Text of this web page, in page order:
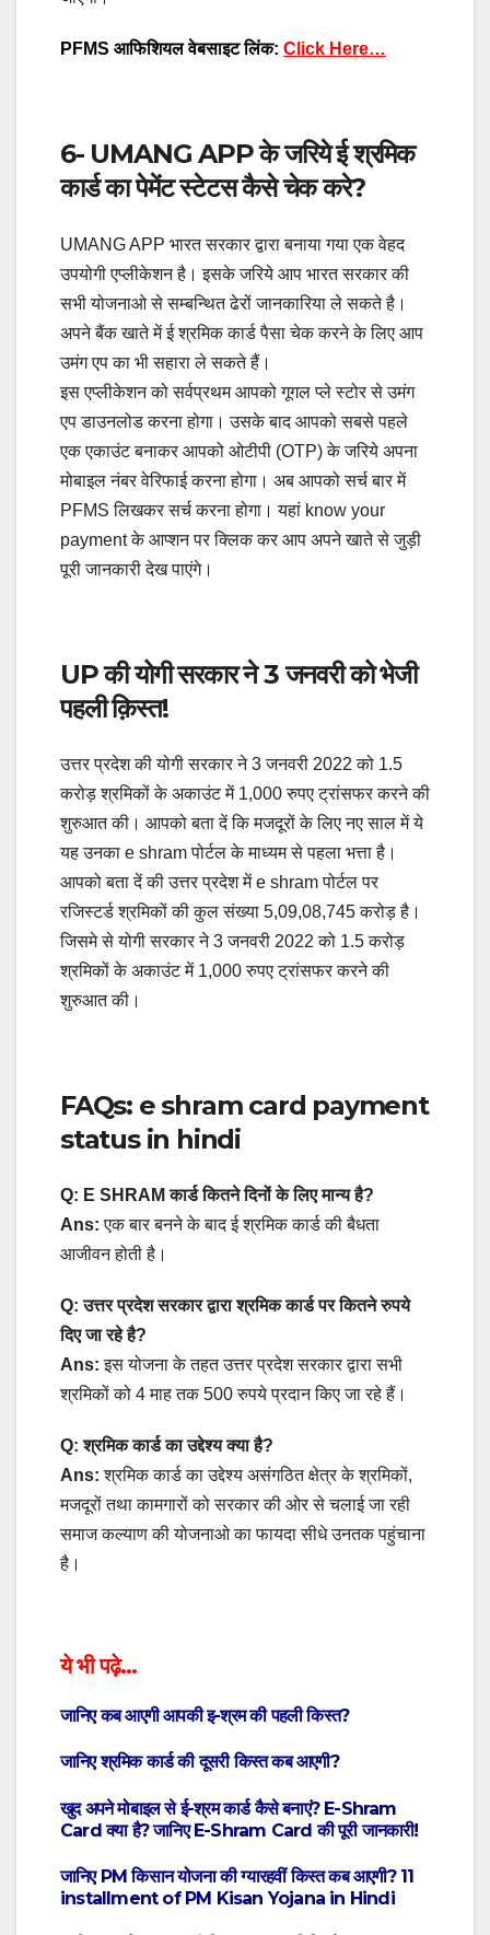
PFMS आफिशियल वेबसाइट लिंक: Click Here…
6- UMANG APP के जरिये ई श्रमिक
कार्ड का पेमेंट स्टेटस कैसे चेक करे?
UMANG APP भारत सरकार द्वारा बनाया गया एक वेहद
उपयोगी एप्लीकेशन है। इसके जरिये आप भारत सरकार की
सभी योजनाओ से सम्बन्थित ढेरों जानकारिया ले सकते है।
अपने बैंक खाते में ई श्रमिक कार्ड पैसा चेक करने के लिए आप
उमंग एप का भी सहारा ले सकते हैं।
इस एप्लीकेशन को सर्वप्रथम आपको गूगल प्ले स्टोर से उमंग
एप डाउनलोड करना होगा। उसके बाद आपको सबसे पहले
एक एकाउंट बनाकर आपको ओटीपी (OTP) के जरिये अपना
मोबाइल नंबर वेरिफाई करना होगा। अब आपको सर्च बार में
PFMS लिखकर सर्च करना होगा। यहां know your
payment के आप्शन पर क्लिक कर आप अपने खाते से जुड़ी
पूरी जानकारी देख पाएंगे।
UP की योगी सरकार ने 3 जनवरी को भेजी
पहली क़िस्त!
उत्तर प्रदेश की योगी सरकार ने 3 जनवरी 2022 को 1.5
करोड़ श्रमिकों के अकाउंट में 1,000 रुपए ट्रांसफर करने की
शुरुआत की। आपको बता दें कि मजदूरों के लिए नए साल में ये
यह उनका e shram पोर्टल के माध्यम से पहला भत्ता है।
आपको बता दें की उत्तर प्रदेश में e shram पोर्टल पर
रजिस्टर्ड श्रमिकों की कुल संख्या 5,09,08,745 करोड़ है।
जिसमे से योगी सरकार ने 3 जनवरी 2022 को 1.5 करोड़
श्रमिकों के अकाउंट में 1,000 रुपए ट्रांसफर करने की
शुरुआत की।
FAQs: e shram card payment
status in hindi
Q: E SHRAM कार्ड कितने दिनों के लिए मान्य है?
Ans: एक बार बनने के बाद ई श्रमिक कार्ड की बैधता
आजीवन होती है।
Q: उत्तर प्रदेश सरकार द्वारा श्रमिक कार्ड पर कितने रुपये
दिए जा रहे है?
Ans: इस योजना के तहत उत्तर प्रदेश सरकार द्वारा सभी
श्रमिकों को 4 माह तक 500 रुपये प्रदान किए जा रहे हैं।
Q: श्रमिक कार्ड का उद्देश्य क्या है?
Ans: श्रमिक कार्ड का उद्देश्य असंगठित क्षेत्र के श्रमिकों,
मजदूरों तथा कामगारों को सरकार की ओर से चलाई जा रही
समाज कल्याण की योजनाओ का फायदा सीधे उनतक पहुंचाना
है।
ये भी पढ़े…
जानिए कब आएगी आपकी इ-श्रम की पहली किस्त?
जानिए श्रमिक कार्ड की दूसरी किस्त कब आएगी?
खुद अपने मोबाइल से ई-श्रम कार्ड कैसे बनाएं? E-Shram
Card क्या है? जानिए E-Shram Card की पूरी जानकारी!
जानिए PM किसान योजना की ग्यारहवीं किस्त कब आएगी? 11
installment of PM Kisan Yojana in Hindi